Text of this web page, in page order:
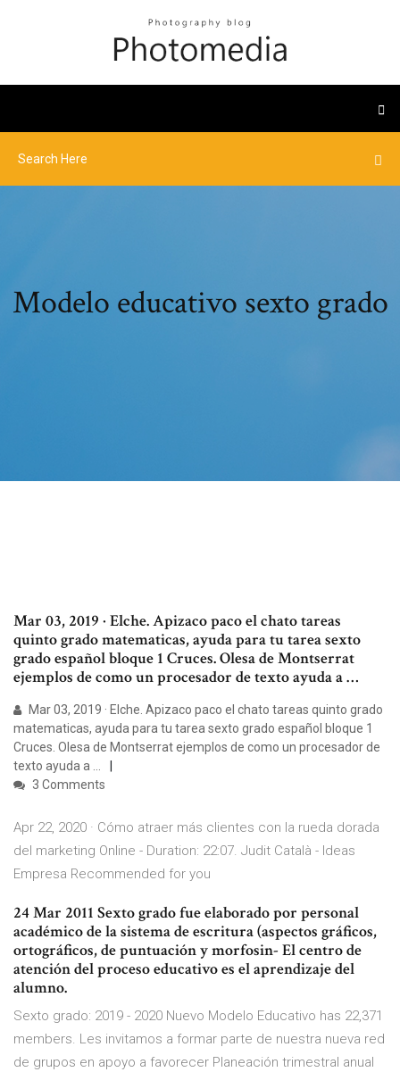
Modelo educativo sexto grado
Mar 03, 2019 · Elche. Apizaco paco el chato tareas
quinto grado matematicas, ayuda para tu tarea sexto
grado español bloque 1 Cruces. Olesa de Montserrat
ejemplos de como un procesador de texto ayuda a …
Mar 03, 2019 · Elche. Apizaco paco el chato tareas quinto grado
matematicas, ayuda para tu tarea sexto grado español bloque 1
Cruces. Olesa de Montserrat ejemplos de como un procesador de
texto ayuda a …
3 Comments
Apr 22, 2020 · Cómo atraer más clientes con la rueda dorada
del marketing Online - Duration: 22:07. Judit Català - Ideas
Empresa Recommended for you
24 Mar 2011 Sexto grado fue elaborado por personal
académico de la sistema de escritura (aspectos gráficos,
ortográficos, de puntuación y morfosin- El centro de
atención del proceso educativo es el aprendizaje del
alumno.
Sexto grado: 2019 - 2020 Nuevo Modelo Educativo has 22,371
members. Les invitamos a formar parte de nuestra nueva red
de grupos en apoyo a favorecer Planeación trimestral anual